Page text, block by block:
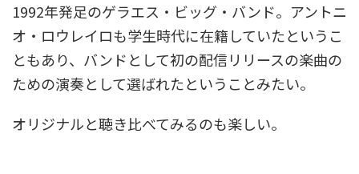
1992年発足のゲラエス・ビッグ・バンド。アントニ
オ・ロウレイロも学生時代に在籍していたというこ
ともあり、バンドとして初の配信リリースの楽曲の
ための演奏として選ばれたということみたい。
オリジナルと聴き比べてみるのも楽しい。